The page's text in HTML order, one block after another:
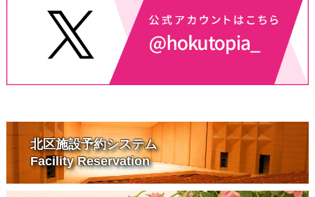
北区施設予約システム
Facility Reservation